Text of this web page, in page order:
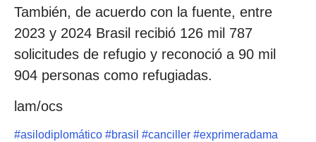
También, de acuerdo con la fuente, entre
2023 y 2024 Brasil recibió 126 mil 787
solicitudes de refugio y reconoció a 90 mil
904 personas como refugiadas.
lam/ocs
#asilodiplomático #brasil #canciller #exprimeradama